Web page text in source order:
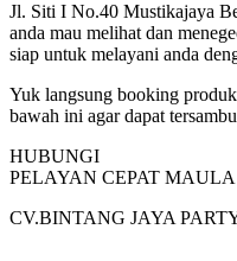
Jl. Siti I No.40 Mustikajaya
anda mau melihat dan
siap untuk melayani anda
Yuk langsung booking
bawah ini agar dapat
HUBUNGI
PELAYAN CEPAT MAULA
CV.BINTANG JAYA